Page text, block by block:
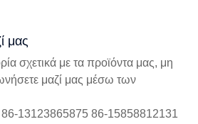
μας
σχετικά με τα προϊόντα μας, μη
μαζί μας μέσω των
13123865875 86-15858812131